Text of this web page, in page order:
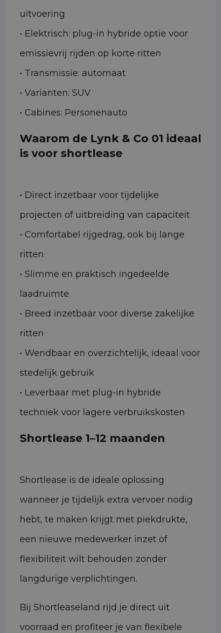
uitvoering
• Elektrisch: plug-in hybride optie voor
emissievrij rijden op korte ritten
• Transmissie: automaat
• Varianten: SUV
• Cabines: Personenauto
Waarom de Lynk & Co 01 ideaal
is voor shortlease
• Direct inzetbaar voor tijdelijke
projecten of uitbreiding van capaciteit
• Comfortabel rijgedrag, ook bij lange
ritten
• Slimme en praktisch ingedeelde
laadruimte
• Breed inzetbaar voor diverse zakelijke
ritten
• Wendbaar en overzichtelijk, ideaal voor
stedelijk gebruik
• Leverbaar met plug-in hybride
techniek voor lagere verbruikskosten
Shortlease 1–12 maanden
Shortlease is de ideale oplossing
wanneer je tijdelijk extra vervoer nodig
hebt, te maken krijgt met piekdrukte,
een nieuwe medewerker inzet of
flexibiliteit wilt behouden zonder
langdurige verplichtingen.
Bij Shortleaseland rijd je direct uit
voorraad en profiteer je van flexibele